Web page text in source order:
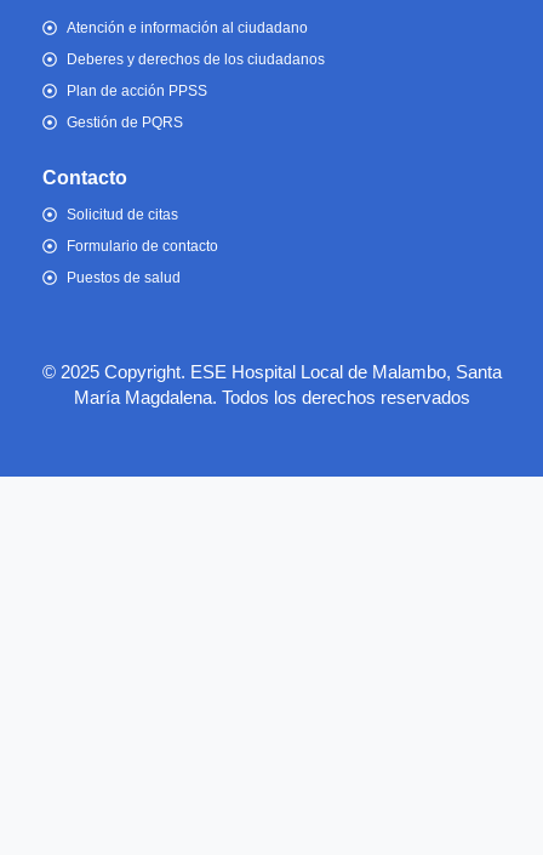
Atención e información al ciudadano
Deberes y derechos de los ciudadanos
Plan de acción PPSS
Gestión de PQRS
Contacto
Solicitud de citas
Formulario de contacto
Puestos de salud
© 2025 Copyright. ESE Hospital Local de Malambo, Santa
María Magdalena. Todos los derechos reservados